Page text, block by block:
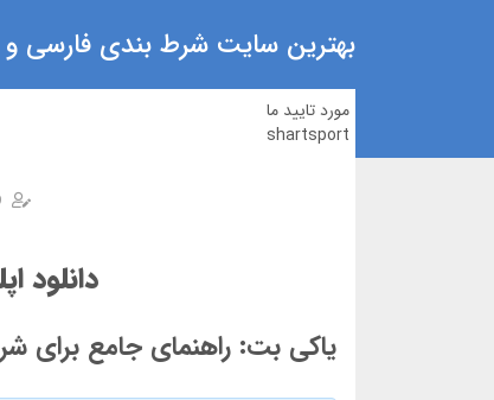
بهترین سایت شرط بندی فارسی و
مورد تایید ما
shartsport
دانلود
یاکی بت: راهنمای جامع برای